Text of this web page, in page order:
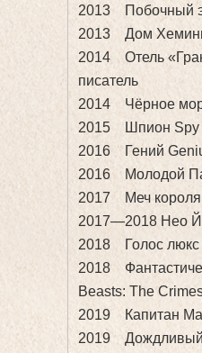
2013 Побочный
2013 Дом
2014 Отель
писатель
2014 Чёрное
2015 Шпион Spy
2016 Гений
2016 Молодой
2017 Меч короля
2017—2018 Нео
2018 Голос люкс
2018
Beasts: The
2019 Капитан
2019 Дождливый